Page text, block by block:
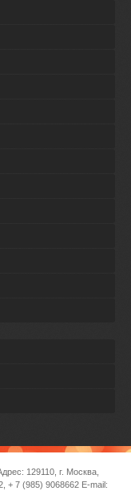
129110, г. Москва,
+ 7 (985) 9068662 E-mail: